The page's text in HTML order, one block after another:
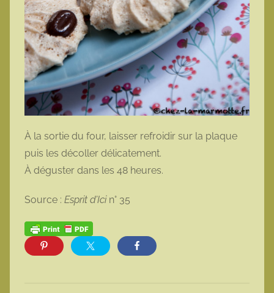
À la sortie du four, laisser refroidir sur la plaque
puis les décoller délicatement.
À déguster dans les 48 heures.
Source : Esprit d’Ici n° 35